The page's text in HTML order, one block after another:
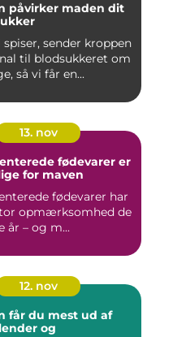
påvirker maden dit
spiser, sender kroppen
til blodsukkeret om
så vi får en...
13. nov
fødevarer er
for maven
fødevarer har
opmærksomhed de
år – og m...
12. nov
får du mest ud af
og